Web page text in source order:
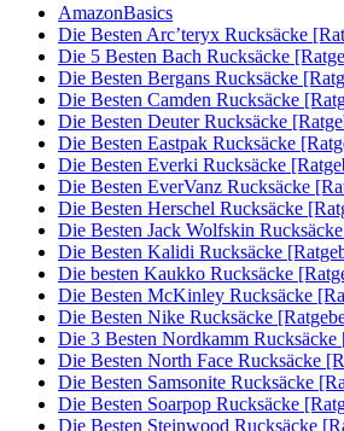
AmazonBasics
Die Besten Arc’teryx Rucksäcke
Die 5 Besten Bach Rucksäcke
Die Besten Bergans Rucksäcke
Die Besten Camden Rucksäcke
Die Besten Deuter Rucksäcke
Die Besten Eastpak Rucksäcke
Die Besten Everki Rucksäcke
Die Besten EverVanz Rucksäcke
Die Besten Herschel Rucksäcke
Die Besten Jack Wolfskin
Die Besten Kalidi Rucksäcke
Die besten Kaukko Rucksäcke
Die Besten McKinley Rucksäcke
Die Besten Nike Rucksäcke
Die 3 Besten Nordkamm Rucksäcke
Die Besten North Face Rucksäcke
Die Besten Samsonite Rucksäcke
Die Besten Soarpop Rucksäcke
Die Besten Steinwood Rucksäcke